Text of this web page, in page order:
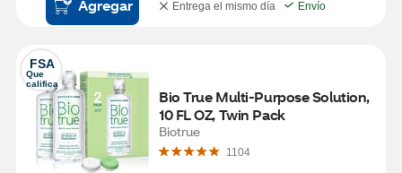
Agregar
Entrega el mismo día
Envío
FSA
Que
califica
Bio True Multi-Purpose Solution,
10 FL OZ, Twin Pack
Biotrue
1104